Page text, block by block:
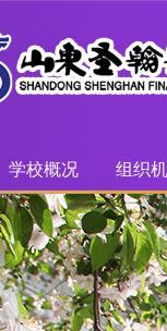
学校概况 组织